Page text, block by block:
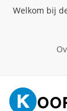
Welkom bij